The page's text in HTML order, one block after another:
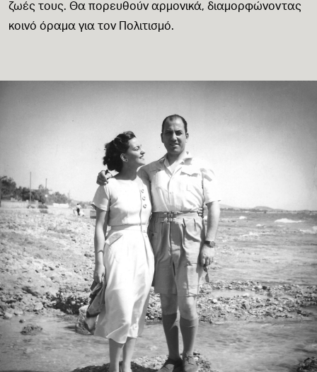
ζωές τους. Θα πορευθούν αρμονικά, διαμορφώνοντας
κοινό όραμα για τον Πολιτισμό.